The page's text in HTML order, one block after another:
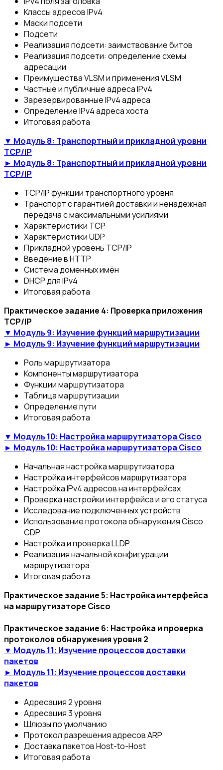
Классы адресов IРv4
Маски подсети
Подсети
Реализация подсети: заимствование битов
Реализация подсети: определение схемы
адресации
Преимущества VLSM и применения VLSM
Частные и публичные адреса IРv4
Зарезервированные IРv4 адреса
Определение IРv4 адреса хоста
Итоговая работа
▼ Модуль 8: Транспортный и прикладной уровни
TCP/IP
► Модуль 8: Транспортный и прикладной уровни
TCP/IP
TCP/IP функции транспортного уровня
Транспорт с гарантией доставки и ненадежная
передача с максимальными усилиями
Характеристики TCP
Характеристики UDP
Прикладной уровень TCP/IP
Введение в HTTP
Система доменных имён
DHCP для IРv4
Итоговая работа
Практическое задание 4: Проверка приложения
TCP/IP
▼ Модуль 9: Изучение функций маршрутизации
► Модуль 9: Изучение функций маршрутизации
Роль маршрутизатора
Компоненты маршрутизатора
Функции маршрутизатора
Таблица маршрутизации
Определение пути
Итоговая работа
▼ Модуль 10: Настройка маршрутизатора Cisco
► Модуль 10: Настройка маршрутизатора Cisco
Начальная настройка маршрутизатора
Настройка интерфейсов маршрутизатора
Настройка IРv4 адресов на интерфейсах
Проверка настройки интерфейса и его статуса
Исследование подключенных устройств
Использование протокола обнаружения Cisco
CDP
Настройка и проверка LLDP
Реализация начальной конфигурации
маршрутизатора
Итоговая работа
Практическое задание 5: Настройка интерфейса
на маршрутизаторе Cisco
Практическое задание 6: Настройка и проверка
протоколов обнаружения уровня 2
▼ Модуль 11: Изучение процессов доставки
пакетов
► Модуль 11: Изучение процессов доставки
пакетов
Адресация 2 уровня
Адресация 3 уровня
Шлюзы по умолчанию
Протокол разрешения адресов ARP
Доставка пакетов Host-to-Host
Итоговая работа